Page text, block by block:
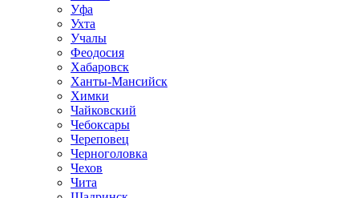
Уфа
Ухта
Учалы
Феодосия
Хабаровск
Ханты-Мансийск
Химки
Чайковский
Чебоксары
Череповец
Черноголовка
Чехов
Чита